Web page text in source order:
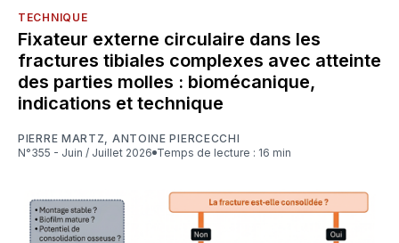
TECHNIQUE
Fixateur externe circulaire dans les
fractures tibiales complexes avec atteinte
des parties molles : biomécanique,
indications et technique
PIERRE MARTZ
ANTOINE PIERCECCHI
N°355 - Juin / Juillet 2026
Temps de lecture : 16 min